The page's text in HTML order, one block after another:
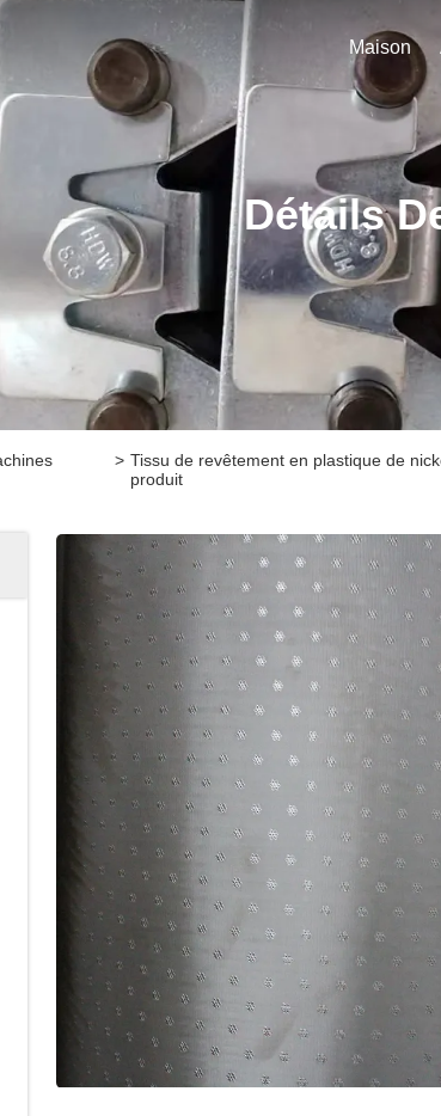
Maison
Détails
> Tissu de revêtement en plastique de
produit